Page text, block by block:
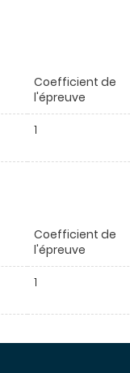
Coefficient de
l'épreuve
1
Coefficient de
l'épreuve
1